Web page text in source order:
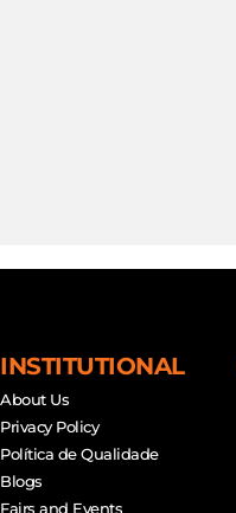
INSTITUTIONAL
About Us
Privacy Policy
Política de Qualidade
Blogs
Fairs and Events